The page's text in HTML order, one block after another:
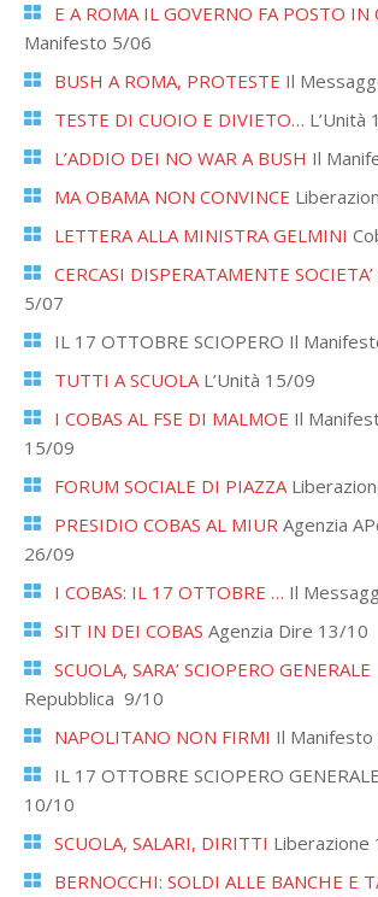
E A ROMA IL GOVERNO FA POSTO IN
Manifesto 5/06
BUSH A ROMA, PROTESTE Il
TESTE DI CUOIO E DIVIETO… L’Unità
L’ADDIO DEI NO WAR A BUSH Il
MA OBAMA NON CONVINCE
LETTERA ALLA MINISTRA GELMINI
CERCASI DISPERATAMENTE SOCIETA’
5/07
IL 17 OTTOBRE SCIOPERO Il
TUTTI A SCUOLAL’Unità 15/09
I COBAS AL FSE DI MALMOE Il
15/09
FORUM SOCIALE DI PIAZZA
PRESIDIO COBAS AL MIUR Agenzia
26/09
I COBAS: IL 17 OTTOBRE … Il
SIT IN DEI COBAS Agenzia Dire 13/10
SCUOLA, SARA’ SCIOPERO GENERALE
Repubblica 9/10
NAPOLITANO NON FIRMI Il
IL 17 OTTOBRE SCIOPERO
10/10
SCUOLA, SALARI, DIRITTI Liberazione
BERNOCCHI: SOLDI ALLE BANCHE E